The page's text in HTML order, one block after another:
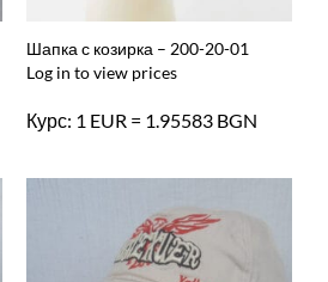
Шапка с козирка – 200-20-01
Log in to view prices
Курс: 1 EUR = 1.95583 BGN